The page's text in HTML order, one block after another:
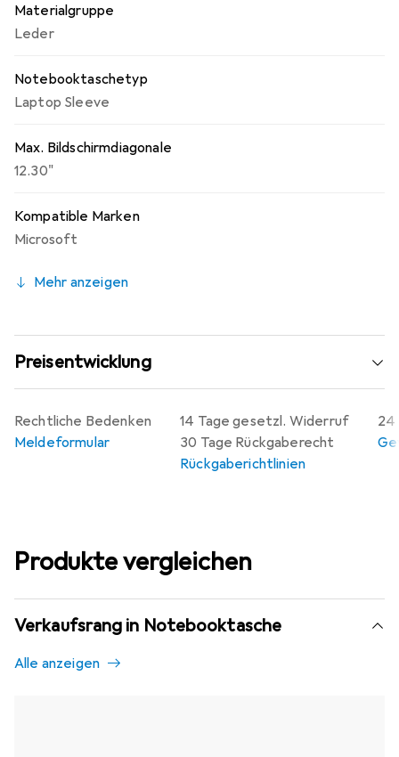
Materialgruppe
Leder
Notebooktaschetyp
Laptop Sleeve
Max. Bildschirmdiagonale
12.30"
Kompatible Marken
Microsoft
Mehr anzeigen
Preisentwicklung
14 Tage gesetzl. Widerruf
30 Tage Rückgaberecht
Rückgaberichtlinien
24
Rechtliche Bedenken
Meldeformular
Produkte vergleichen
Verkaufsrang in Notebooktasche
Alle anzeigen